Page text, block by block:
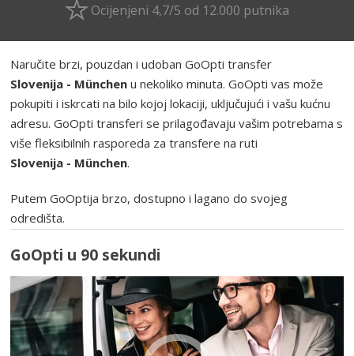
Ocijenjeni 4,7/5 od 12.000 putnika
Naručite brzi, pouzdan i udoban GoOpti transfer
Slovenija - München u nekoliko minuta. GoOpti vas može
pokupiti i iskrcati na bilo kojoj lokaciji, uključujući i vašu kućnu
adresu. GoOpti transferi se prilagođavaju vašim potrebama s
više fleksibilnih rasporeda za transfere na ruti
Slovenija - München.
Putem GoOptija brzo, dostupno i lagano do svojeg
odredišta.
GoOpti u 90 sekundi